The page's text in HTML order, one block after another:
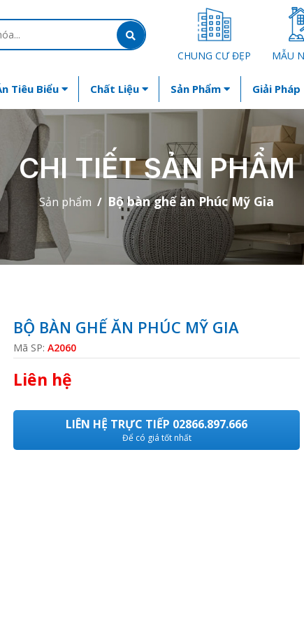
CHUNG CƯ ĐẸP MẪU
Tiêu Biểu Chất Liệu Sản Phẩm Giải Pháp
CHI TIẾT SẢN PHẨM
Sản phẩm Bộ bàn ghế ăn Phúc Mỹ Gia
BỘ BÀN GHẾ ĂN PHÚC MỸ GIA
Mã SP: A2060
Liên hệ
LIÊN HỆ TRỰC TIẾP 02866.897.666
Để có giá tốt nhất